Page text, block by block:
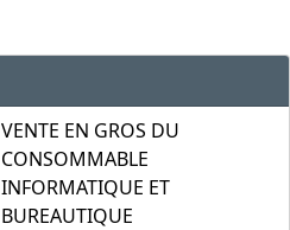
VENTE EN GROS DU
CONSOMMABLE
INFORMATIQUE ET
BUREAUTIQUE